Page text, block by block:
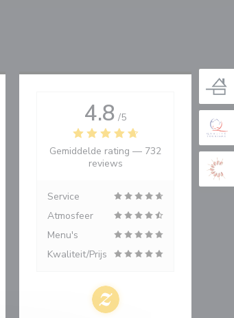
4.8 /5
Gemiddelde rating — 732
reviews
Service
Atmosfeer
Menu's
Kwaliteit/Prijs